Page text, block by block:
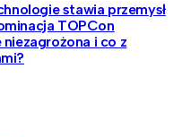
stawia przemysł
TOPCon
i co z